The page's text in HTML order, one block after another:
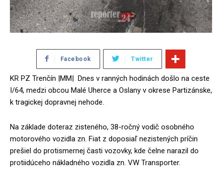
Facebook Twitter
KR PZ Trenčín |MM| Dnes v ranných hodinách došlo na ceste
I/64, medzi obcou Malé Uherce a Oslany v okrese Partizánske,
k tragickej dopravnej nehode.
Na základe doteraz zisteného, 38-ročný vodič osobného
motorového vozidla zn. Fiat z doposiaľ nezistených príčin
prešiel do protismernej časti vozovky, kde čelne narazil do
protiidúceho nákladného vozidla zn. VW Transporter.